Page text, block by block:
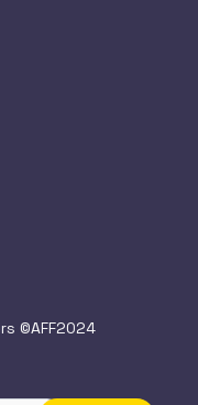
©AFF2024